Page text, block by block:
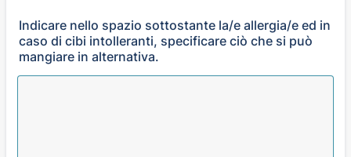
Indicare nello spazio sottostante la/e allergia/e ed in
caso di cibi intolleranti, specificare ciò che si può
mangiare in alternativa.